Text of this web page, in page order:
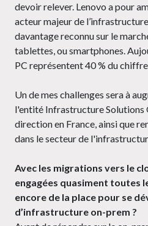
devoir relever. Lenovo a pour
acteur majeur de
davantage reconnu sur le
tablettes, ou smartphones.
PC représentent 40 % du
Un de mes challenges sera à
l'entité Infrastructure Solutions
direction en France, ainsi que
dans le secteur de
Avec les migrations vers le
engagées quasiment toutes
encore de la place pour se
d’infrastructure on-prem ?